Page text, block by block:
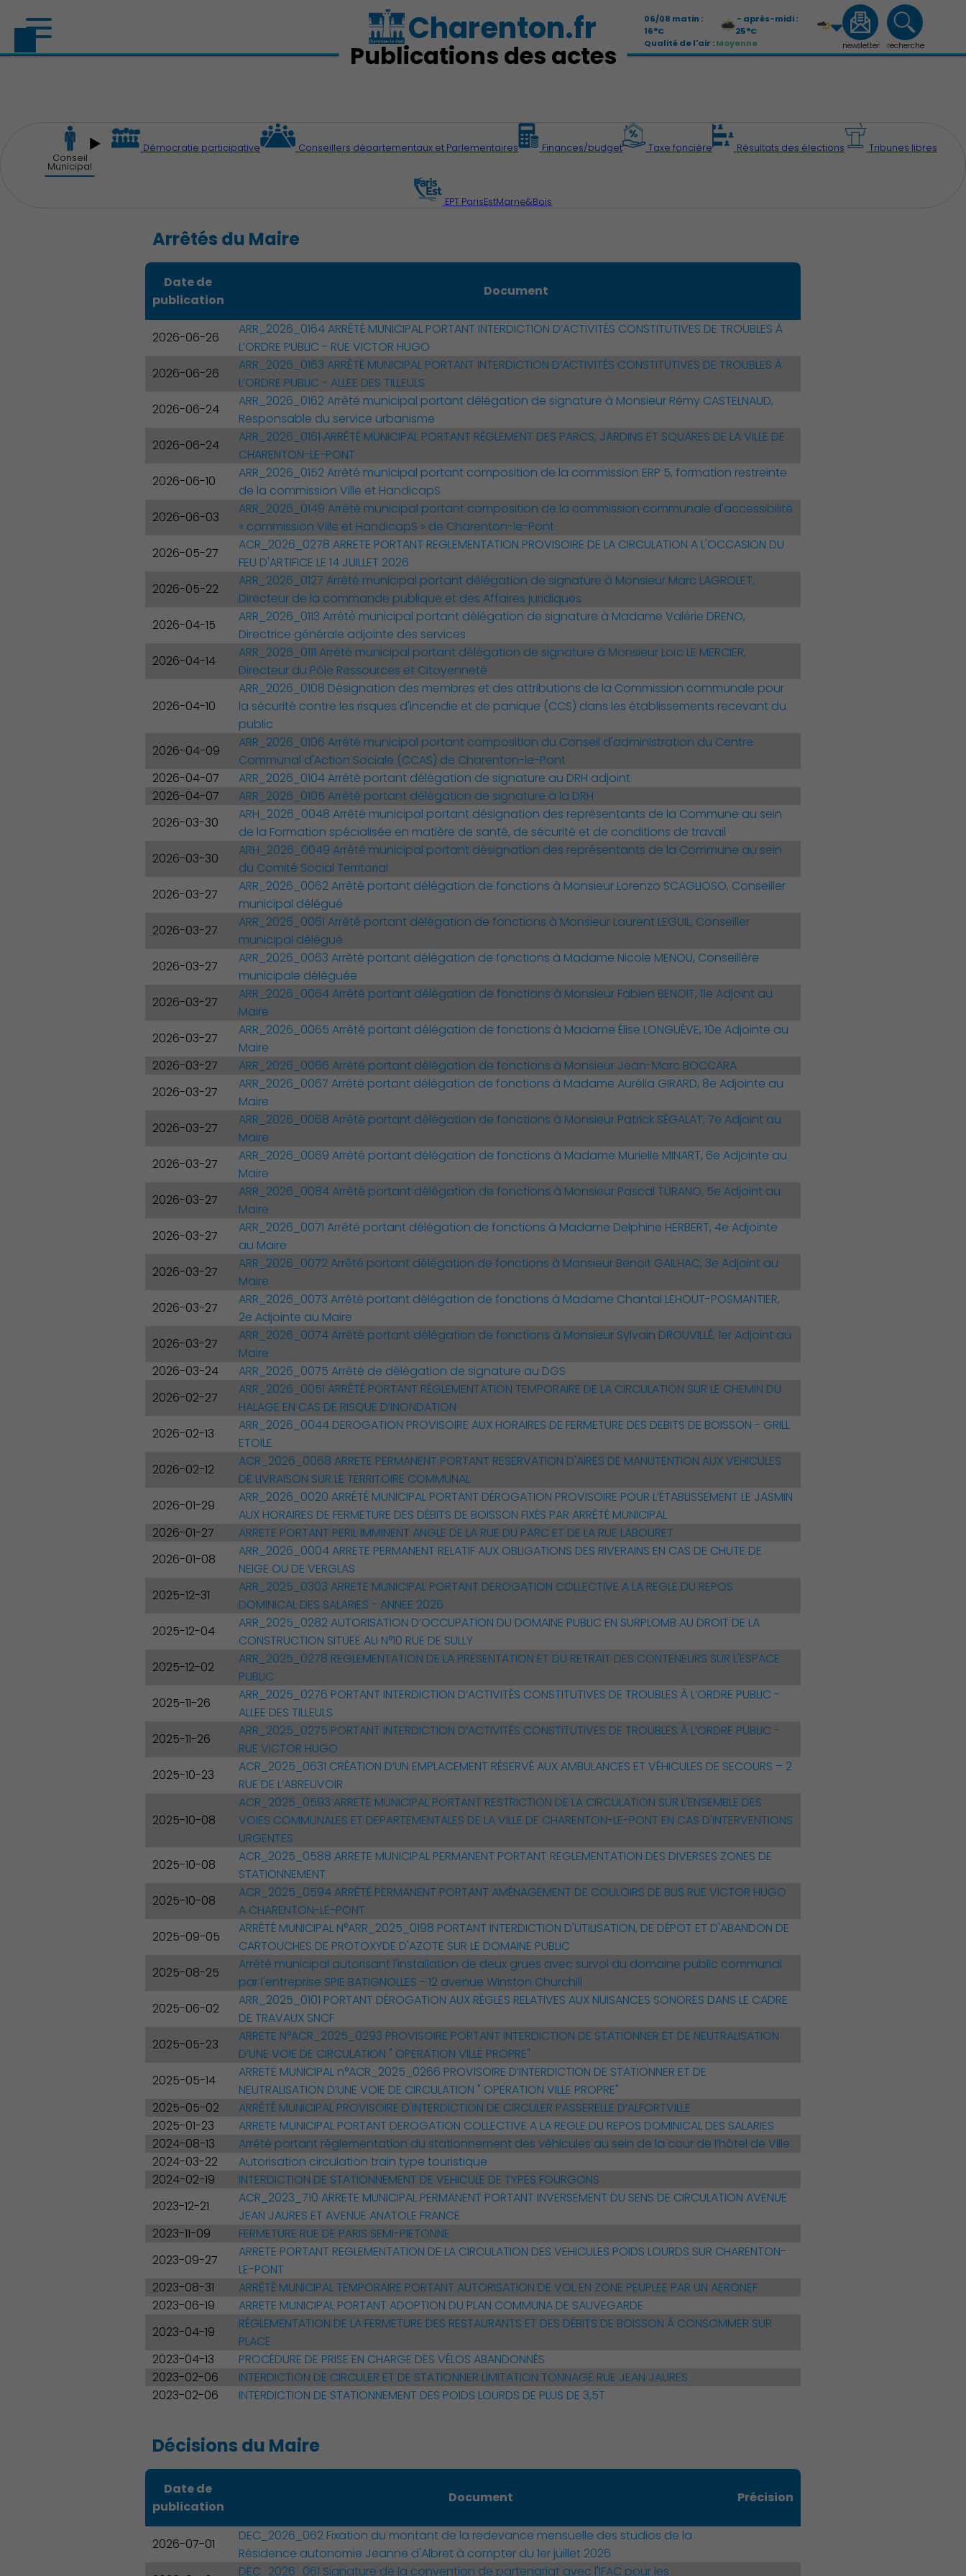
Découvrir Charenton
Démocratie locale
Famille
Action Sociale Solidarité
Environnement cadre de vie
Culture
Économie Commerce Emploi
Charenton.fr
06/08 matin :
16°C
- après-midi :
25°C
Qualité de l'air :Moyenne
newsletter recherche
Publications des actes
Conseil
Municipal
Démocratie participative Conseillers départementaux et Parlementaires Finances/budget Taxe foncière Résultats des élections Tribunes libres
EPT ParisEstMarne&Bois
Arrêtés du Maire
Date de
publication
Document
2026-06-26
ARR_2026_0164 ARRÊTÉ MUNICIPAL PORTANT INTERDICTION D’ACTIVITÉS CONSTITUTIVES DE TROUBLES À
L’ORDRE PUBLIC - RUE VICTOR HUGO
2026-06-26
ARR_2026_0163 ARRÊTÉ MUNICIPAL PORTANT INTERDICTION D’ACTIVITÉS CONSTITUTIVES DE TROUBLES À
L’ORDRE PUBLIC - ALLEE DES TILLEULS
2026-06-24
ARR_2026_0162 Arrêté municipal portant délégation de signature à Monsieur Rémy CASTELNAUD,
Responsable du service urbanisme
2026-06-24
ARR_2026_0161 ARRÊTÉ MUNICIPAL PORTANT RÈGLEMENT DES PARCS, JARDINS ET SQUARES DE LA VILLE DE
CHARENTON-LE-PONT
2026-06-10
ARR_2026_0152 Arrêté municipal portant composition de la commission ERP 5, formation restreinte
de la commission Ville et HandicapS
2026-06-03
ARR_2026_0149 Arrêté municipal portant composition de la commission communale d'accessibilité
« commission Ville et HandicapS » de Charenton-le-Pont
2026-05-27
ACR_2026_0278 ARRETE PORTANT REGLEMENTATION PROVISOIRE DE LA CIRCULATION A L'OCCASION DU
FEU D'ARTIFICE LE 14 JUILLET 2026
2026-05-22
ARR_2026_0127 Arrêté municipal portant délégation de signature à Monsieur Marc LAGROLET,
Directeur de la commande publique et des Affaires juridiques
2026-04-15
ARR_2026_0113 Arrêté municipal portant délégation de signature à Madame Valérie DRENO,
Directrice générale adjointe des services
2026-04-14
ARR_2026_0111 Arrêté municipal portant délégation de signature à Monsieur Loïc LE MERCIER,
Directeur du Pôle Ressources et Citoyenneté
2026-04-10
ARR_2026_0108 Désignation des membres et des attributions de la Commission communale pour
la sécurité contre les risques d'incendie et de panique (CCS) dans les établissements recevant du
public
2026-04-09
ARR_2026_0106 Arrêté municipal portant composition du Conseil d'administration du Centre
Communal d'Action Sociale (CCAS) de Charenton-le-Pont
2026-04-07
ARR_2026_0104 Arrêté portant délégation de signature au DRH adjoint
2026-04-07
ARR_2026_0105 Arrêté portant délégation de signature à la DRH
2026-03-30
ARH_2026_0048 Arrêté municipal portant désignation des représentants de la Commune au sein
de la Formation spécialisée en matière de santé, de sécurité et de conditions de travail
2026-03-30
ARH_2026_0049 Arrêté municipal portant désignation des représentants de la Commune au sein
du Comité Social Territorial
2026-03-27
ARR_2026_0062 Arrêté portant délégation de fonctions à Monsieur Lorenzo SCAGLIOSO, Conseiller
municipal délégué
2026-03-27
ARR_2026_0061 Arrêté portant délégation de fonctions à Monsieur Laurent LEGUIL, Conseiller
municipal délégué
2026-03-27
ARR_2026_0063 Arrêté portant délégation de fonctions à Madame Nicole MENOU, Conseillère
municipale déléguée
2026-03-27
ARR_2026_0064 Arrêté portant délégation de fonctions à Monsieur Fabien BENOIT, 11e Adjoint au
Maire
2026-03-27
ARR_2026_0065 Arrêté portant délégation de fonctions à Madame Élise LONGUÈVE, 10e Adjointe au
Maire
2026-03-27
ARR_2026_0066 Arrêté portant délégation de fonctions à Monsieur Jean-Marc BOCCARA
2026-03-27
ARR_2026_0067 Arrêté portant délégation de fonctions à Madame Aurélia GIRARD, 8e Adjointe au
Maire
2026-03-27
ARR_2026_0068 Arrêté portant délégation de fonctions à Monsieur Patrick SÉGALAT, 7e Adjoint au
Maire
2026-03-27
ARR_2026_0069 Arrêté portant délégation de fonctions à Madame Murielle MINART, 6e Adjointe au
Maire
2026-03-27
ARR_2026_0084 Arrêté portant délégation de fonctions à Monsieur Pascal TURANO, 5e Adjoint au
Maire
2026-03-27
ARR_2026_0071 Arrêté portant délégation de fonctions à Madame Delphine HERBERT, 4e Adjointe
au Maire
2026-03-27
ARR_2026_0072 Arrêté portant délégation de fonctions à Monsieur Benoit GAILHAC, 3e Adjoint au
Maire
2026-03-27
ARR_2026_0073 Arrêté portant délégation de fonctions à Madame Chantal LEHOUT-POSMANTIER,
2e Adjointe au Maire
2026-03-27
ARR_2026_0074 Arrêté portant délégation de fonctions à Monsieur Sylvain DROUVILLÉ, 1er Adjoint au
Maire
2026-03-24
ARR_2026_0075 Arrêté de délégation de signature au DGS
2026-02-27
ARR_2026_0051 ARRÊTÉ PORTANT RÉGLEMENTATION TEMPORAIRE DE LA CIRCULATION SUR LE CHEMIN DU
HALAGE EN CAS DE RISQUE D’INONDATION
2026-02-13
ARR_2026_0044 DEROGATION PROVISOIRE AUX HORAIRES DE FERMETURE DES DEBITS DE BOISSON - GRILL
ETOILE
2026-02-12
ACR_2026_0068 ARRETE PERMANENT PORTANT RESERVATION D'AIRES DE MANUTENTION AUX VEHICULES
DE LIVRAISON SUR LE TERRITOIRE COMMUNAL
2026-01-29
ARR_2026_0020 ARRÊTÉ MUNICIPAL PORTANT DÉROGATION PROVISOIRE POUR L’ÉTABLISSEMENT LE JASMIN
AUX HORAIRES DE FERMETURE DES DÉBITS DE BOISSON FIXÉS PAR ARRÊTÉ MUNICIPAL
2026-01-27
ARRETE PORTANT PERIL IMMINENT ANGLE DE LA RUE DU PARC ET DE LA RUE LABOURET
2026-01-08
ARR_2026_0004 ARRETE PERMANENT RELATIF AUX OBLIGATIONS DES RIVERAINS EN CAS DE CHUTE DE
NEIGE OU DE VERGLAS
2025-12-31
ARR_2025_0303 ARRETE MUNICIPAL PORTANT DEROGATION COLLECTIVE A LA REGLE DU REPOS
DOMINICAL DES SALARIES - ANNEE 2026
2025-12-04
ARR_2025_0282 AUTORISATION D’OCCUPATION DU DOMAINE PUBLIC EN SURPLOMB AU DROIT DE LA
CONSTRUCTION SITUEE AU N°10 RUE DE SULLY
2025-12-02
ARR_2025_0278 REGLEMENTATION DE LA PRESENTATION ET DU RETRAIT DES CONTENEURS SUR L'ESPACE
PUBLIC
2025-11-26
ARR_2025_0276 PORTANT INTERDICTION D’ACTIVITÉS CONSTITUTIVES DE TROUBLES À L’ORDRE PUBLIC -
ALLEE DES TILLEULS
2025-11-26
ARR_2025_0275 PORTANT INTERDICTION D’ACTIVITÉS CONSTITUTIVES DE TROUBLES À L’ORDRE PUBLIC -
RUE VICTOR HUGO
2025-10-23
ACR_2025_0631 CRÉATION D’UN EMPLACEMENT RÉSERVÉ AUX AMBULANCES ET VÉHICULES DE SECOURS – 2
RUE DE L’ABREUVOIR
2025-10-08
ACR_2025_0593 ARRETE MUNICIPAL PORTANT RESTRICTION DE LA CIRCULATION SUR L'ENSEMBLE DES
VOIES COMMUNALES ET DEPARTEMENTALES DE LA VILLE DE CHARENTON-LE-PONT EN CAS D'INTERVENTIONS
URGENTES
2025-10-08
ACR_2025_0588 ARRETE MUNICIPAL PERMANENT PORTANT REGLEMENTATION DES DIVERSES ZONES DE
STATIONNEMENT
2025-10-08
ACR_2025_0594 ARRÊTÉ PERMANENT PORTANT AMÉNAGEMENT DE COULOIRS DE BUS RUE VICTOR HUGO
A CHARENTON-LE-PONT
2025-09-05
ARRÊTÉ MUNICIPAL N°ARR_2025_0198 PORTANT INTERDICTION D'UTILISATION, DE DÉPOT ET D'ABANDON DE
CARTOUCHES DE PROTOXYDE D'AZOTE SUR LE DOMAINE PUBLIC
2025-08-25
Arrêté municipal autorisant l'installation de deux grues avec survol du domaine public communal
par l'entreprise SPIE BATIGNOLLES - 12 avenue Winston Churchill
2025-06-02
ARR_2025_0101 PORTANT DÉROGATION AUX RÈGLES RELATIVES AUX NUISANCES SONORES DANS LE CADRE
DE TRAVAUX SNCF
2025-05-23
ARRETE N°ACR_2025_0293 PROVISOIRE PORTANT INTERDICTION DE STATIONNER ET DE NEUTRALISATION
D’UNE VOIE DE CIRCULATION " OPERATION VILLE PROPRE"
2025-05-14
ARRETE MUNICIPAL n°ACR_2025_0266 PROVISOIRE D’INTERDICTION DE STATIONNER ET DE
NEUTRALISATION D’UNE VOIE DE CIRCULATION " OPERATION VILLE PROPRE"
2025-05-02
ARRÊTÉ MUNICIPAL PROVISOIRE D'INTERDICTION DE CIRCULER PASSERELLE D’ALFORTVILLE
2025-01-23
ARRETE MUNICIPAL PORTANT DEROGATION COLLECTIVE A LA REGLE DU REPOS DOMINICAL DES SALARIES
2024-08-13
Arrêté portant réglementation du stationnement des véhicules au sein de la cour de l’hôtel de Ville
2024-03-22
Autorisation circulation train type touristique
2024-02-19
INTERDICTION DE STATIONNEMENT DE VEHICULE DE TYPES FOURGONS
2023-12-21
ACR_2023_710 ARRETE MUNICIPAL PERMANENT PORTANT INVERSEMENT DU SENS DE CIRCULATION AVENUE
JEAN JAURES ET AVENUE ANATOLE FRANCE
2023-11-09
FERMETURE RUE DE PARIS SEMI-PIETONNE
2023-09-27
ARRETE PORTANT REGLEMENTATION DE LA CIRCULATION DES VEHICULES POIDS LOURDS SUR CHARENTON-
LE-PONT
2023-08-31
ARRÊTÉ MUNICIPAL TEMPORAIRE PORTANT AUTORISATION DE VOL EN ZONE PEUPLEE PAR UN AERONEF
2023-06-19
ARRETE MUNICIPAL PORTANT ADOPTION DU PLAN COMMUNA DE SAUVEGARDE
2023-04-19
RÉGLEMENTATION DE LA FERMETURE DES RESTAURANTS ET DES DÉBITS DE BOISSON À CONSOMMER SUR
PLACE
2023-04-13
PROCÉDURE DE PRISE EN CHARGE DES VÉLOS ABANDONNÉS
2023-02-06
INTERDICTION DE CIRCULER ET DE STATIONNER LIMITATION TONNAGE RUE JEAN JAURES
2023-02-06
INTERDICTION DE STATIONNEMENT DES POIDS LOURDS DE PLUS DE 3,5T
Décisions du Maire
Date de
publication
Document Précision
2026-07-01
DEC_2026_062 Fixation du montant de la redevance mensuelle des studios de la
Résidence autonomie Jeanne d'Albret à compter du 1er juillet 2026
DEC_2026_061 Signature de la convention de partenariat avec l'IFAC pour les